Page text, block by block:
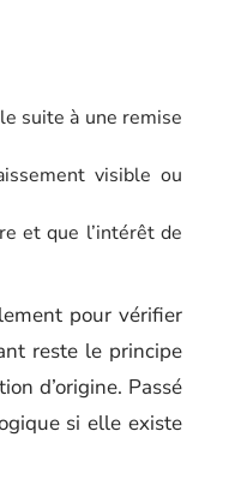
suite à une remise
visible ou
et que l’intérêt de
pour vérifier
reste le principe
d’origine. Passé
si elle existe